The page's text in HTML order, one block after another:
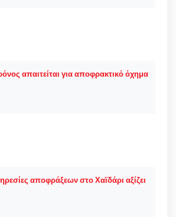
απαιτείται για αποφρακτικό όχημα
αποφράξεων στο Χαϊδάρι αξίζει